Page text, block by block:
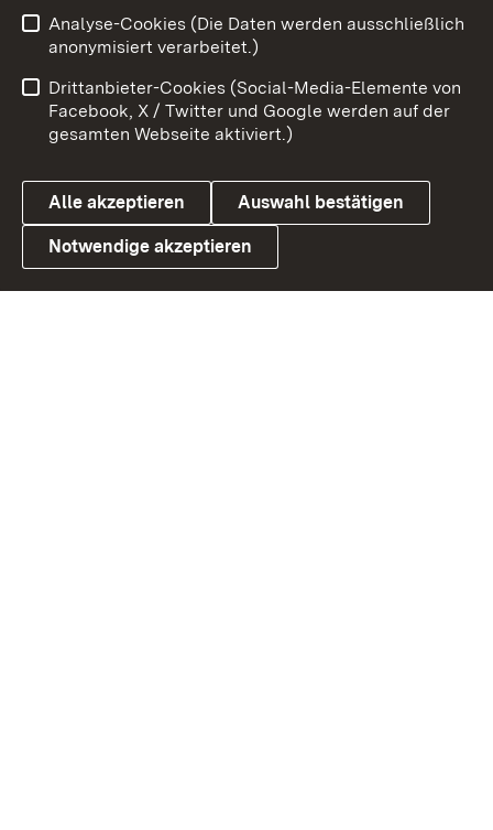
Link zum Landesportal
Impressum
Kontakt
Barrierefreiheit
Datenschutz
Cookies
Analyse-Cookies (Die Daten werden ausschließlich
anonymisiert verarbeitet.)
Drittanbieter-Cookies (Social-Media-Elemente von
Facebook, X / Twitter und Google werden auf der
gesamten Webseite aktiviert.)
Alle akzeptieren Auswahl bestätigen
Notwendige akzeptieren